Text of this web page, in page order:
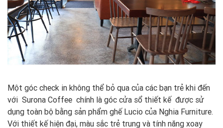
Một góc check in không thể bỏ qua của các bạn trẻ khi đến
với Surona Coffee chính là góc cửa sổ thiết kế được sử
dụng toàn bộ bằng sản phẩm ghế Lucio của Nghia Furniture.
Với thiết kế hiện đại, màu sắc trẻ trung và tính năng xoay